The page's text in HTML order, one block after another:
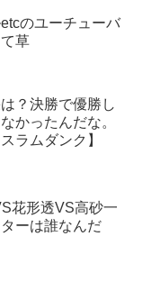
のユーチューバ
草
？決勝で優勝し
かったんだな。
ラムダンク】
花形透VS高砂一
ーは誰なんだ